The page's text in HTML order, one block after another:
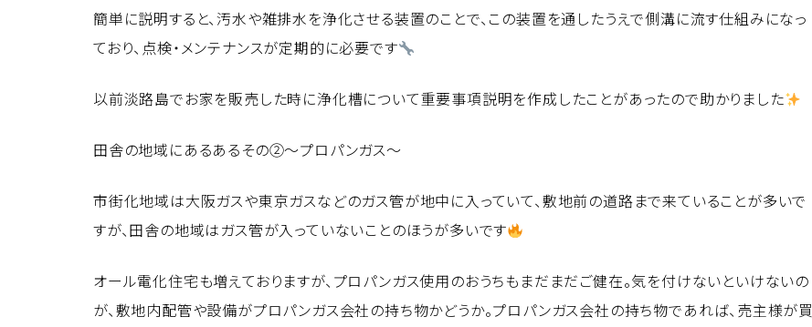
簡単に説明すると、汚水や雑排水を浄化させる装置のことで、この装置を通したうえで側溝に流す仕組みになっ
ており、点検・メンテナンスが定期的に必要です
以前淡路島でお家を販売した時に浄化槽について重要事項説明を作成したことがあったので助かりました
田舎の地域にあるあるその②～プロパンガス～
市街化地域は大阪ガスや東京ガスなどのガス管が地中に入っていて、敷地前の道路まで来ていることが多いで
すが、田舎の地域はガス管が入っていないことのほうが多いです
オール電化住宅も増えておりますが、プロパンガス使用のおうちもまだまだご健在。気を付けないといけないの
が、敷地内配管や設備がプロパンガス会社の持ち物かどうか。プロパンガス会社の持ち物であれば、売主様が買